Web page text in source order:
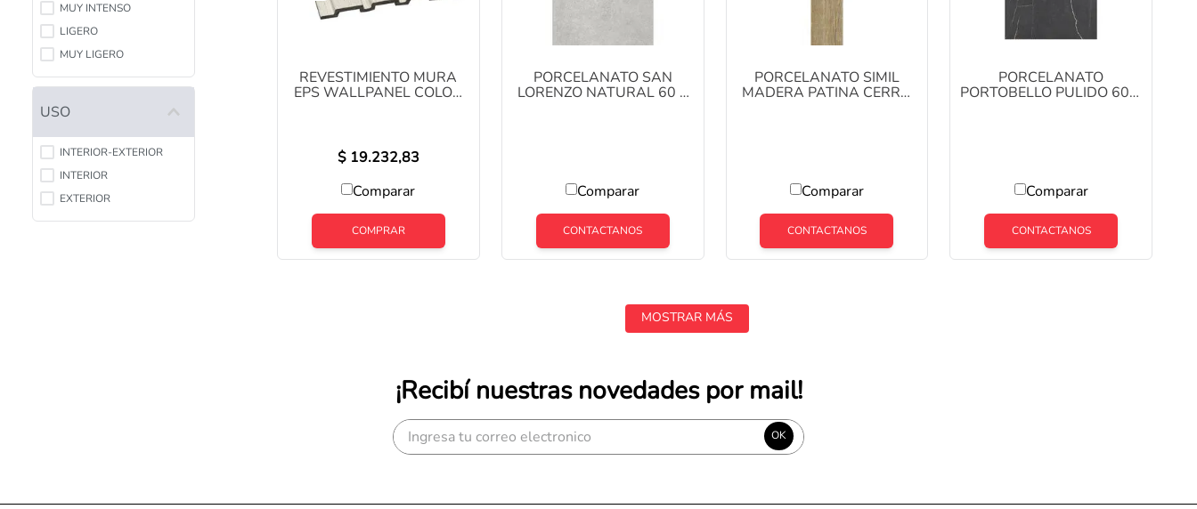
MUY INTENSO
LIGERO
MUY LIGERO
USO
INTERIOR-EXTERIOR
INTERIOR
EXTERIOR
REVESTIMIENTO MURA
EPS WALLPANEL COLOR
$ 19.232,83
Comparar
COMPRAR
PORCELANATO SAN
LORENZO NATURAL 60 X
Comparar
CONTACTANOS
PORCELANATO SIMIL
MADERA PATINA CERRO
Comparar
CONTACTANOS
PORCELANATO
PORTOBELLO PULIDO 60 X
Comparar
CONTACTANOS
MOSTRAR MÁS
¡Recibí nuestras novedades por mail!
OK